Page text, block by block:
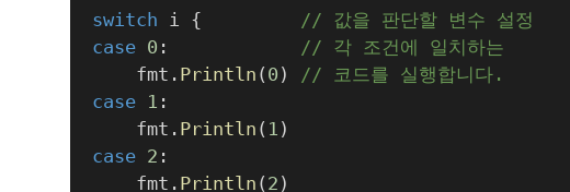
switch i {
// 값을 판단할 변수 설정
case 0 :
// 각 조건에 일치하는
	fmt
. Println ( 0 )
// 코드를 실행합니다.
case 1 :
	fmt
. Println ( 1 )
case 2 :
	fmt
. Println ( 2 )